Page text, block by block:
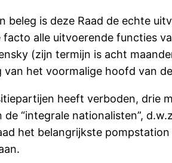
beleg is deze Raad de echte
alle uitvoerende functies
(zijn termijn is acht
het voormalige hoofd van
heeft verboden,
“integrale nationalisten”,
het belangrijkste